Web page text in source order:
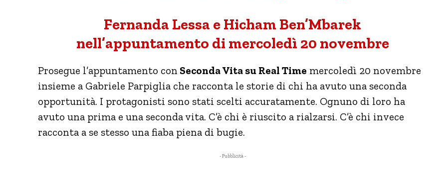
Fernanda Lessa e Hicham Ben’Mbarek
nell’appuntamento di mercoledì 20 novembre
Prosegue l’appuntamento con Seconda Vita su Real Time mercoledì 20 novembre
insieme a Gabriele Parpiglia che racconta le storie di chi ha avuto una seconda
opportunità. I protagonisti sono stati scelti accuratamente. Ognuno di loro ha
avuto una prima e una seconda vita. C’è chi è riuscito a rialzarsi. C’è chi invece
racconta a se stesso una fiaba piena di bugie.
- Pubblicità -